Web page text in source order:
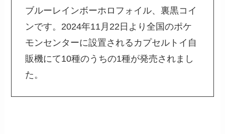
ブルーレインボーホロフォイル、裏黒コイ
ンです。2024年11月22日より全国のポケ
モンセンターに設置されるカプセルトイ自
販機にて10種のうちの1種が発売されまし
た。